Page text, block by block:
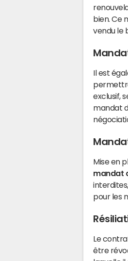
bien. Ce
vendu le
Il est
exclusif,
mandat
Mise en
mandat
pour les
Le
être